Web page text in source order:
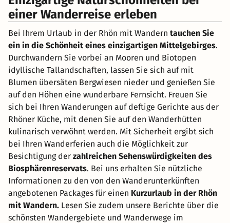
einer Wanderreise erleben
Bei Ihrem Urlaub in der Rhön mit Wandern tauchen Sie
ein in die Schönheit eines einzigartigen Mittelgebirges.
Durchwandern Sie vorbei an Mooren und Biotopen
idyllische Tallandschaften, lassen Sie sich auf mit
Blumen übersäten Bergwiesen nieder und genießen Sie
auf den Höhen eine wunderbare Fernsicht. Freuen Sie
sich bei Ihren Wanderungen auf deftige Gerichte aus der
Rhöner Küche, mit denen Sie auf den Wanderhütten
kulinarisch verwöhnt werden. Mit Sicherheit ergibt sich
bei Ihren Wanderferien auch die Möglichkeit zur
Besichtigung der zahlreichen Sehenswürdigkeiten des
Biosphärenreservats. Bei uns erhalten Sie nützliche
Informationen zu den von den Wanderunterkünften
angebotenen Packages für einen Kurzurlaub in der Rhön
mit Wandern. Lesen Sie zudem unsere Berichte über die
schönsten Wandergebiete und Wanderwege im